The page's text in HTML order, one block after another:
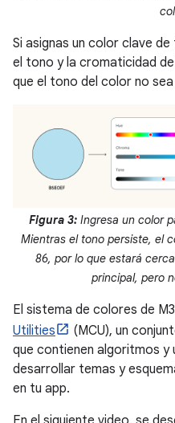
Si asignas un color clave
el tono y la cromaticidad
que el tono del color no
Figura 3: Ingresa un color
Mientras el tono persiste, el
86, por lo que estará
principal, pero
El sistema de colores de
Utilities
(MCU), un
que contienen algoritmos y
desarrollar temas y
en tu app.